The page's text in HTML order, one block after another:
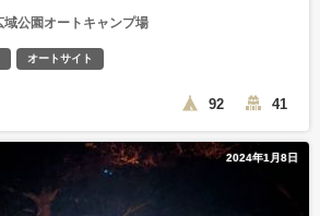
公園オートキャンプ場
オートサイト
92 41
2024年1月8日